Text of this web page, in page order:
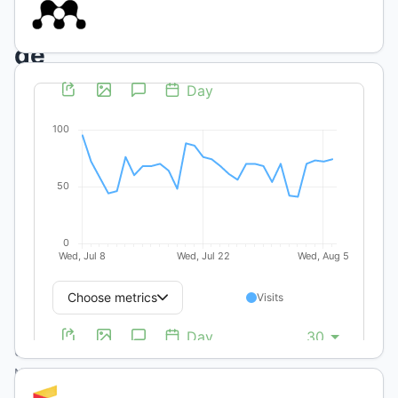
Onagráceas
de
la
provincia
Cunquero
Universidad
Nacional de
La Pampa,